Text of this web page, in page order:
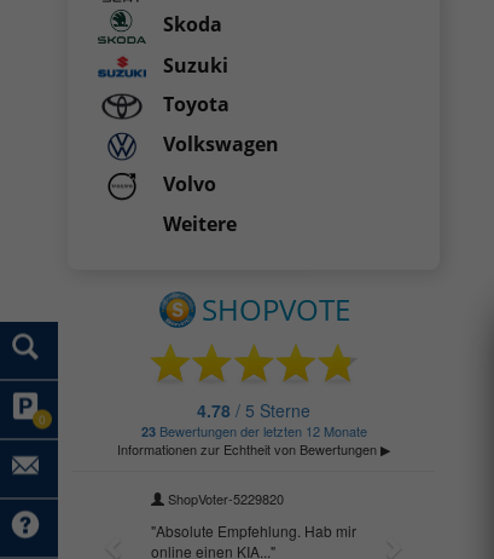
0
Skoda
Suzuki
Toyota
Volkswagen
Volvo
Weitere